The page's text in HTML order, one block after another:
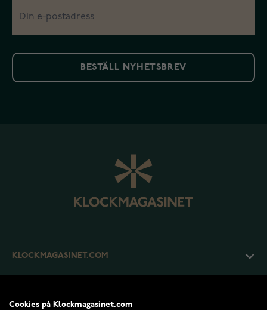
BESTÄLL NYHETSBREV
KLOCKMAGASINET.COM
Cookies på Klockmagasinet.com